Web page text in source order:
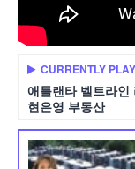
CURRENTLY
애틀랜타 벨트라인
현은영 부동산